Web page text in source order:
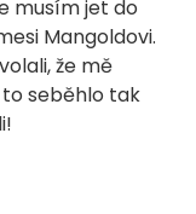
musím jet do
Mangoldovi.
že mě
to seběhlo tak